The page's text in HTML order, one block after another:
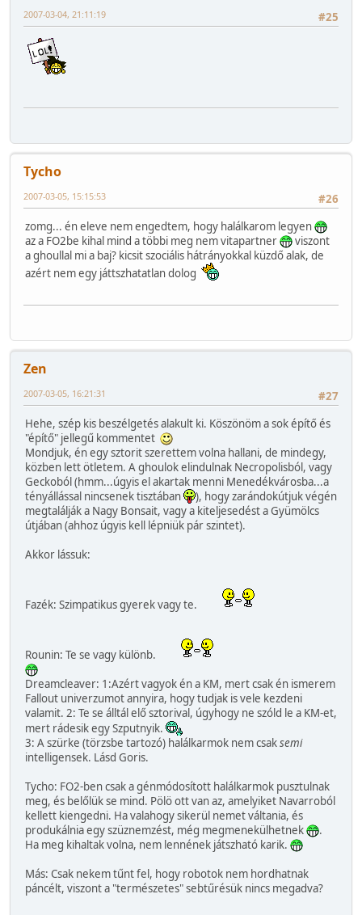
#25
2007-03-04, 21:11:19
Tycho
#26
2007-03-05, 15:15:53
zomg... én eleve nem engedtem, hogy halálkarom legyen
az a FO2be kihal mind a többi meg nem vitapartner
viszont
a ghoullal mi a baj? kicsit szociális hátrányokkal küzdő alak, de
azért nem egy játtszhatatlan dolog
Zen
#27
2007-03-05, 16:21:31
Hehe, szép kis beszélgetés alakult ki. Köszönöm a sok építő és
"építő" jellegű kommentet
Mondjuk, én egy sztorit szerettem volna hallani, de mindegy,
közben lett ötletem. A ghoulok elindulnak Necropolisból, vagy
Geckoból (hmm...úgyis el akartak menni Menedékvárosba...a
tényállással nincsenek tisztában
), hogy zarándokútjuk végén
megtalálják a Nagy Bonsait, vagy a kiteljesedést a Gyümölcs
útjában (ahhoz úgyis kell lépniük pár szintet).
Akkor lássuk:
Fazék: Szimpatikus gyerek vagy te.
Rounin: Te se vagy különb.
Dreamcleaver: 1:Azért vagyok én a KM, mert csak én ismerem
Fallout univerzumot annyira, hogy tudjak is vele kezdeni
valamit. 2: Te se álltál elő sztorival, úgyhogy ne szóld le a KM-et,
mert rádesik egy Szputnyik.
3: A szürke (törzsbe tartozó) halálkarmok nem csaksemi
intelligensek. Lásd Goris.
Tycho: FO2-ben csak a génmódosított halálkarmok pusztulnak
meg, és belőlük se mind. Pölö ott van az, amelyiket Navarroból
kellett kiengedni. Ha valahogy sikerül nemet váltania, és
produkálnia egy szüznemzést, még megmenekülhetnek
.
Ha meg kihaltak volna, nem lennének játszható karik.
Más: Csak nekem tűnt fel, hogy robotok nem hordhatnak
páncélt, viszont a "természetes" sebtűrésük nincs megadva?